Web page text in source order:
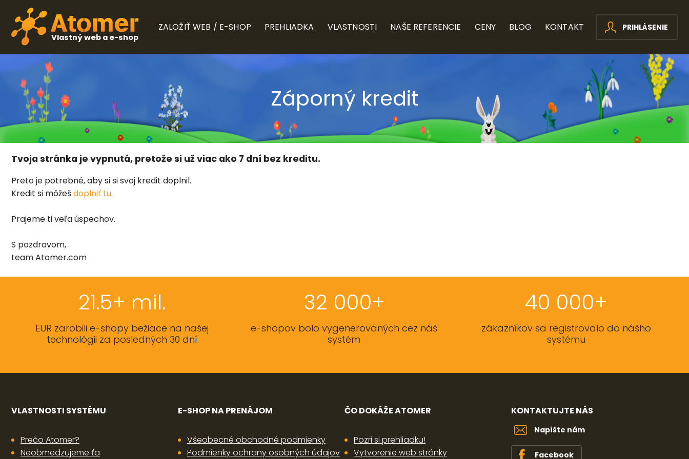
Vlastný web a e-shop
PRIHLÁSENIE
ZALOŽIŤ WEB / E-SHOP PREHLIADKA VLASTNOSTI NAŠE REFERENCIE CENY BLOG KONTAKT
Záporný kredit
Tvoja stránka je vypnutá, pretože si už viac ako 7 dní bez kreditu.
Preto je potrebné, aby si si svoj kredit doplnil.
Kredit si môžešdoplniť tu.
Prajeme ti veľa úspechov.
S pozdravom,
team Atomer.com
21.5+ mil.
EUR zarobili e-shopy bežiace na našej
technológii za posledných 30 dní
32 000+
e-shopov bolo vygenerovaných cez náš
systém
40 000+
zákazníkov sa registrovalo do nášho
systému
VLASTNOSTI SYSTÉMU
Prečo Atomer?
Neobmedzujeme ťa
E-SHOP NA PRENÁJOM
Všeobecné obchodné podmienky
Podmienky ochrany osobných údajov
ČO DOKÁŽE ATOMER
Pozri si prehliadku!
Vytvorenie web stránky
KONTAKTUJTE NÁS
Napíšte nám
Facebook